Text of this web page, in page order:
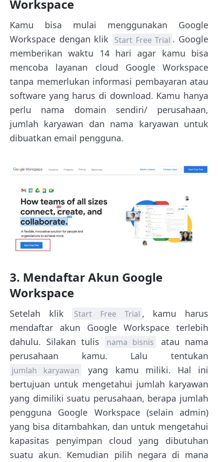
Workspace
Kamu bisa mulai menggunakan Google
Workspace dengan klik Start Free Trial . Google
memberikan waktu 14 hari agar kamu bisa
mencoba layanan cloud Google Workspace
tanpa memerlukan informasi pembayaran atau
software yang harus di download. Kamu hanya
perlu nama domain sendiri/ perusahaan,
jumlah karyawan dan nama karyawan untuk
dibuatkan email pengguna.
3. Mendaftar Akun Google
Workspace
Setelah klik Start Free Trial , kamu harus
mendaftar akun Google Workspace terlebih
dahulu. Silakan tulis
nama bisnis
atau nama
perusahaan kamu. Lalu tentukan
jumlah karyawan
yang kamu miliki. Hal ini
bertujuan untuk mengetahui jumlah karyawan
yang dimiliki suatu perusahaan, berapa jumlah
pengguna Google Workspace (selain admin)
yang bisa ditambahkan, dan untuk mengetahui
kapasitas penyimpan cloud yang dibutuhan
suatu akun. Kemudian pilih negara di mana